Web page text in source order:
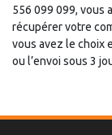
556 099 099, vous
récupérer votre
vous avez le choix
ou l’envoi sous 3